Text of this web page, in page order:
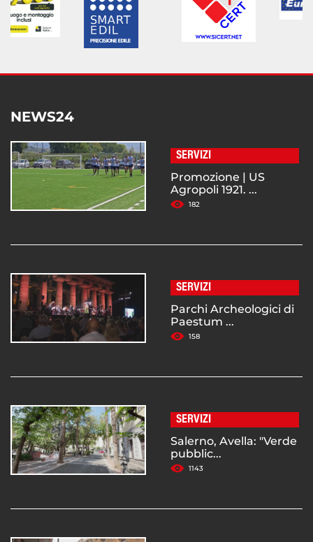
NEWS24
SERVIZI
Promozione | US
Agropoli 1921. ...
182
SERVIZI
Parchi Archeologici di
Paestum ...
158
SERVIZI
Salerno, Avella: "Verde
pubblic...
1143